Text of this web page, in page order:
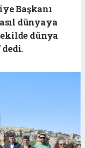
Başkanı
dünyaya
dünya